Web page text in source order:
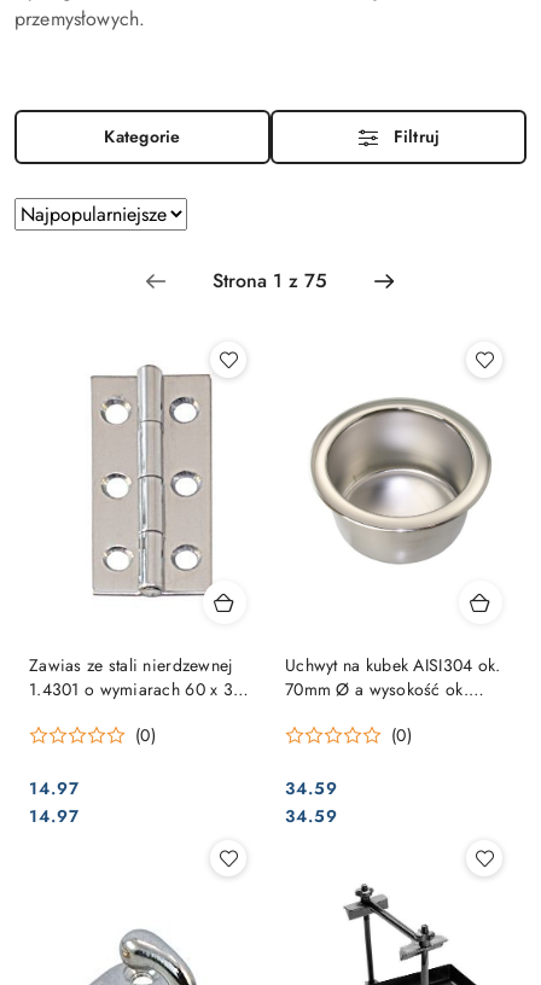
przemysłowych.
Kategorie Filtruj
Zastosowano
sortowanie:
Najpopularniejsze.
Sortuj
według
Zawias ze stali nierdzewnej
1.4301 o wymiarach 60 x 30
(0)
Cena:
14.97
Cena:
14.97
Uchwyt na kubek AISI304 ok.
70mm Ø a wysokość ok.
(0)
Cena:
34.59
Cena:
34.59